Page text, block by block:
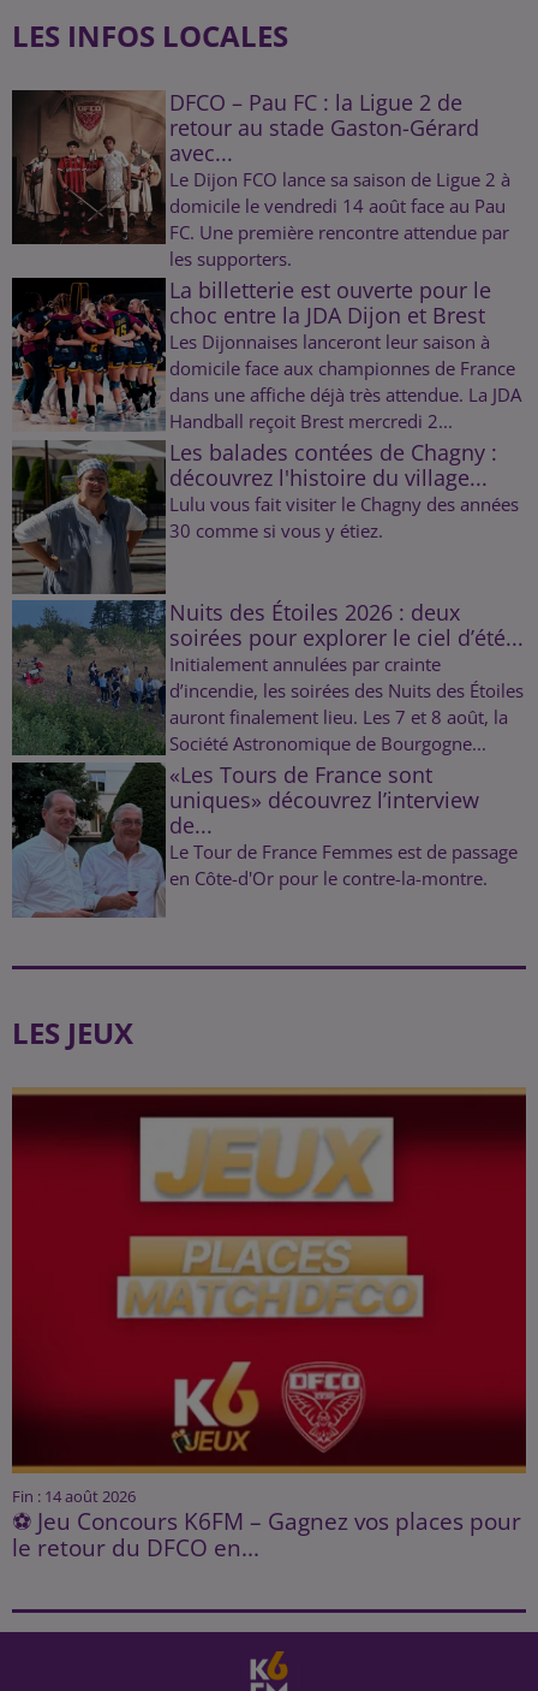
LES INFOS LOCALES
DFCO – Pau FC : la Ligue 2 de
retour au stade Gaston-Gérard
avec...
Le Dijon FCO lance sa saison de Ligue 2 à
domicile le vendredi 14 août face au Pau
FC. Une première rencontre attendue par
les supporters.
La billetterie est ouverte pour le
choc entre la JDA Dijon et Brest
Les Dijonnaises lanceront leur saison à
domicile face aux championnes de France
dans une affiche déjà très attendue. La JDA
Handball reçoit Brest mercredi 2...
Les balades contées de Chagny :
découvrez l'histoire du village...
Lulu vous fait visiter le Chagny des années
30 comme si vous y étiez.
Nuits des Étoiles 2026 : deux
soirées pour explorer le ciel d’été...
Initialement annulées par crainte
d’incendie, les soirées des Nuits des Étoiles
auront finalement lieu. Les 7 et 8 août, la
Société Astronomique de Bourgogne...
«Les Tours de France sont
uniques» découvrez l’interview
de...
Le Tour de France Femmes est de passage
en Côte-d'Or pour le contre-la-montre.
LES JEUX
Fin : 14 août 2026
⚽ Jeu Concours K6FM – Gagnez vos places pour
le retour du DFCO en...